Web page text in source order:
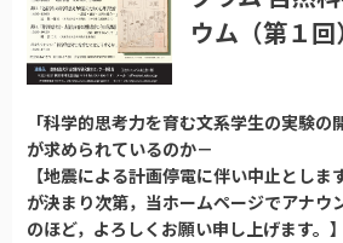
ウム（第１回）
「科学的思考力を育む文系学生の実験
が求められているのか－
【地震による計画停電に伴い中止としま
が決まり次第，当ホームページでアナウ
のほど，よろしくお願い申し上げます。】